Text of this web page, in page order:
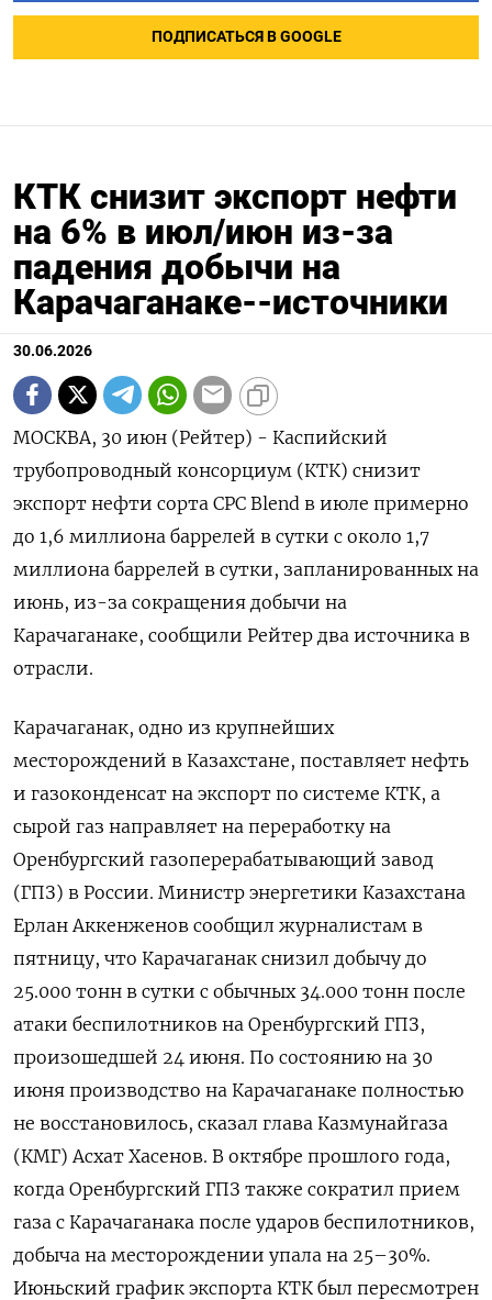
ПОДПИСАТЬСЯ В GOOGLE
КТК снизит экспорт нефти
на 6% в июл/июн из-за
падения добычи на
Карачаганаке--источники
30.06.2026
МОСКВА, 30 июн (Рейтер) - Каспийский
трубопроводный консорциум (КТК) снизит
экспорт нефти сорта CPC Blend в июле примерно
до 1,6 миллиона баррелей в сутки с около 1,7
миллиона баррелей в ‌сутки, запланированных на
июнь, из-за сокращения добычи на
Карачаганаке, сообщили Рейтер два источника в
отрасли.
Карачаганак, одно из крупнейших
месторождений в Казахстане, поставляет нефть
и газоконденсат ​на экспорт по системе ​КТК, а
сырой ​газ направляет на ⁠переработку на
Оренбургский газоперерабатывающий завод
(ГПЗ) в России. Министр энергетики ‌Казахстана
Ерлан Аккенженов сообщил журналистам в
пятницу, ‌что Карачаганак снизил добычу до
25.000 тонн в сутки с обычных 34.000 ​тонн после
атаки беспилотников на Оренбургский ГПЗ,
произошедшей 24 июня. ‌По состоянию на 30
июня производство на Карачаганаке полностью
не восстановилось, ​сказал глава Казмунайгаза
(КМГ) Асхат Хасенов. В октябре прошлого года,
когда Оренбургский ГПЗ также ‌сократил прием
газа с Карачаганака после ударов беспилотников,
добыча на месторождении упала на 25–30%.
Июньский график экспорта КТК был пересмотрен